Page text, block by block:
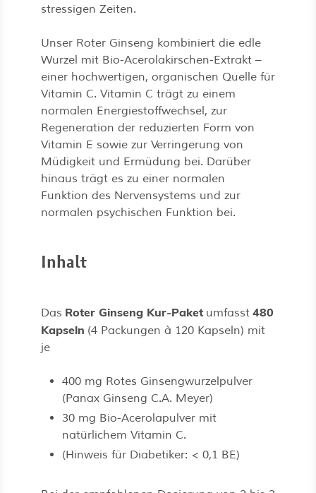
stressigen Zeiten.
Unser Roter Ginseng kombiniert die edle
Wurzel mit Bio-Acerolakirschen-Extrakt –
einer hochwertigen, organischen Quelle für
Vitamin C. Vitamin C trägt zu einem
normalen Energiestoffwechsel, zur
Regeneration der reduzierten Form von
Vitamin E sowie zur Verringerung von
Müdigkeit und Ermüdung bei. Darüber
hinaus trägt es zu einer normalen
Funktion des Nervensystems und zur
normalen psychischen Funktion bei.
Inhalt
Das Roter Ginseng Kur-Paket umfasst 480
Kapseln (4 Packungen à 120 Kapseln) mit
je
400 mg Rotes Ginsengwurzelpulver
(Panax Ginseng C.A. Meyer)
30 mg Bio-Acerolapulver mit
natürlichem Vitamin C.
(Hinweis für Diabetiker: < 0,1 BE)